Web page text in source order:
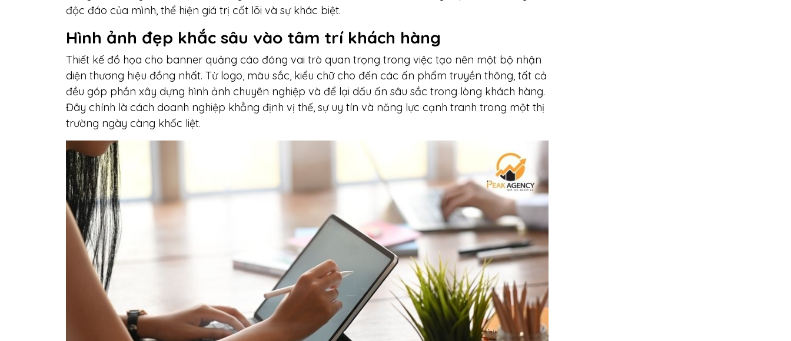
độc đáo của mình, thể hiện giá trị cốt lõi và sự khác biệt.
Hình ảnh đẹp khắc sâu vào tâm trí khách hàng
Thiết kế đồ họa cho banner quảng cáo đóng vai trò quan trọng trong việc tạo nên một bộ nhận
diện thương hiệu đồng nhất. Từ logo, màu sắc, kiểu chữ cho đến các ấn phẩm truyền thông, tất cả
đều góp phần xây dựng hình ảnh chuyên nghiệp và để lại dấu ấn sâu sắc trong lòng khách hàng.
Đây chính là cách doanh nghiệp khẳng định vị thế, sự uy tín và năng lực cạnh tranh trong một thị
trường ngày càng khốc liệt.